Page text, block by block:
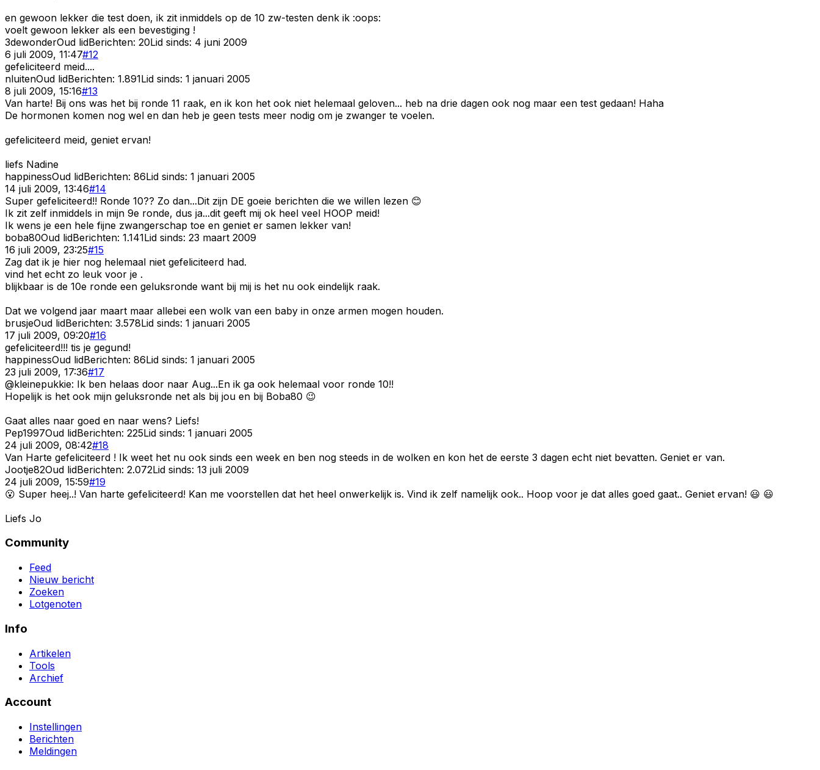
en gewoon lekker die test doen, ik zit inmiddels op de 10 zw-testen denk ik :oops:
voelt gewoon lekker als een bevestiging !
3dewonderOud lidBerichten: 20Lid sinds: 4 juni 2009
6 juli 2009, 11:47#12
gefeliciteerd meid....
nluitenOud lidBerichten: 1.891Lid sinds: 1 januari 2005
8 juli 2009, 15:16#13
Van harte! Bij ons was het bij ronde 11 raak, en ik kon het ook niet helemaal geloven... heb na drie dagen ook nog maar een test gedaan! Haha
De hormonen komen nog wel en dan heb je geen tests meer nodig om je zwanger te voelen.
gefeliciteerd meid, geniet ervan!
liefs Nadine
happinessOud lidBerichten: 86Lid sinds: 1 januari 2005
14 juli 2009, 13:46#14
Super gefeliciteerd!! Ronde 10?? Zo dan...Dit zijn DE goeie berichten die we willen lezen 😊
Ik zit zelf inmiddels in mijn 9e ronde, dus ja...dit geeft mij ok heel veel HOOP meid!
Ik wens je een hele fijne zwangerschap toe en geniet er samen lekker van!
boba80Oud lidBerichten: 1.141Lid sinds: 23 maart 2009
16 juli 2009, 23:25#15
Zag dat ik je hier nog helemaal niet gefeliciteerd had.
vind het echt zo leuk voor je .
blijkbaar is de 10e ronde een geluksronde want bij mij is het nu ook eindelijk raak.
Dat we volgend jaar maart maar allebei een wolk van een baby in onze armen mogen houden.
brusjeOud lidBerichten: 3.578Lid sinds: 1 januari 2005
17 juli 2009, 09:20#16
gefeliciteerd!!! tis je gegund!
happinessOud lidBerichten: 86Lid sinds: 1 januari 2005
23 juli 2009, 17:36#17
@kleinepukkie: Ik ben helaas door naar Aug...En ik ga ook helemaal voor ronde 10!!
Hopelijk is het ook mijn geluksronde net als bij jou en bij Boba80 😉
Gaat alles naar goed en naar wens? Liefs!
Pep1997Oud lidBerichten: 225Lid sinds: 1 januari 2005
24 juli 2009, 08:42#18
Van Harte gefeliciteerd ! Ik weet het nu ook sinds een week en ben nog steeds in de wolken en kon het de eerste 3 dagen echt niet bevatten. Geniet er van.
Jootje82Oud lidBerichten: 2.072Lid sinds: 13 juli 2009
24 juli 2009, 15:59#19
😮 Super heej..! Van harte gefeliciteerd! Kan me voorstellen dat het heel onwerkelijk is. Vind ik zelf namelijk ook.. Hoop voor je dat alles goed gaat.. Geniet ervan! 😃 😃
Liefs Jo
Community
Feed
Nieuw bericht
Zoeken
Lotgenoten
Info
Artikelen
Tools
Archief
Account
Instellingen
Berichten
Meldingen